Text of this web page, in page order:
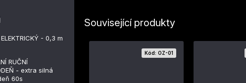
ELEKTRICKÝ - 0,3 m
RUČNÍ
- extra silná
60s
Související produkty
Kód: OZ-01